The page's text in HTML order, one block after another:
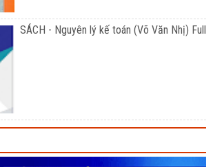
SÁCH - Nguyên lý kế toán (Võ Văn Nhị) Full